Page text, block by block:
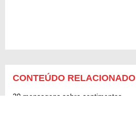
CONTEÚDO RELACIONADO
30 mensagens sobre sentimentos